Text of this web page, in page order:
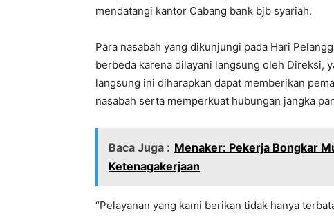
mendatangi kantor Cabang bank bjb syariah.
Para nasabah yang dikunjungi pada Hari
berbeda karena dilayani langsung oleh Direksi,
langsung ini diharapkan dapat memberikan
nasabah serta memperkuat hubungan jangka
Baca Juga : Menaker: Pekerja Bongkar
Ketenagakerjaan
“Pelayanan yang kami berikan tidak hanya